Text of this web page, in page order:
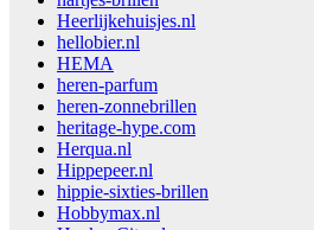
Heerlijkehuisjes.nl
hellobier.nl
HEMA
heren-parfum
heren-zonnebrillen
heritage-hype.com
Herqua.nl
Hippepeer.nl
hippie-sixties-brillen
Hobbymax.nl